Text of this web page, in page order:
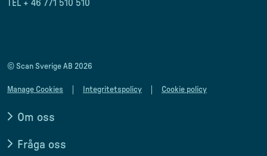
TEL + 46 771 510 510
© Scan Sverige AB 2026
Manage Cookies Integritetspolicy Cookie policy
Om oss
Fråga oss